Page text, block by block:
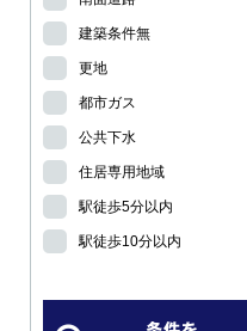
建築条件無
更地
都市ガス
公共下水
住居専用地域
駅徒歩5分以内
駅徒歩10分以内